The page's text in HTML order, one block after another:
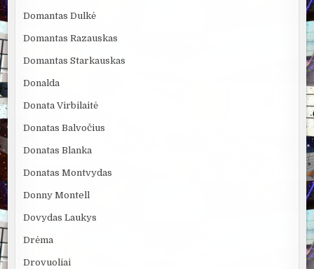
Domantas Dulkė
Domantas Razauskas
Domantas Starkauskas
Donalda
Donata Virbilaitė
Donatas Balvočius
Donatas Blanka
Donatas Montvydas
Donny Montell
Dovydas Laukys
Drėma
Drovuoliai